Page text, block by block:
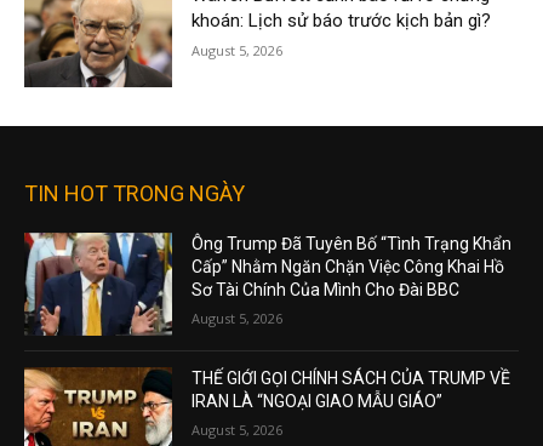
khoán: Lịch sử báo trước kịch bản gì?
August 5, 2026
TIN HOT TRONG NGÀY
Ông Trump Đã Tuyên Bố “Tình Trạng Khẩn
Cấp” Nhằm Ngăn Chặn Việc Công Khai Hồ
Sơ Tài Chính Của Mình Cho Đài BBC
August 5, 2026
THẾ GIỚI GỌI CHÍNH SÁCH CỦA TRUMP VỀ
IRAN LÀ “NGOẠI GIAO MẪU GIÁO”
August 5, 2026